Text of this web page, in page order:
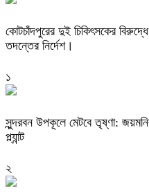
কোটচাঁদপুরের দুই চিকিৎসকের
তদন্তের নির্দেশ।
১
সুন্দরবন উপকূলে মেটবে তৃষ্ণা:
প্ল্যান্ট
২